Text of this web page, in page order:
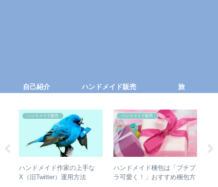
自己紹介 ハンドメイド販売 旅
ハンドメイド販売
【写真の加工は悪じゃない】
ハンドメイド作品を魅力的に
ハンドメイド販売
ハンドメイドが売れなくて落
ち込んでいる作家さんへ「絶